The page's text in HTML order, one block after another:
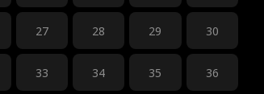
27 28 29 30
33 34 35 36